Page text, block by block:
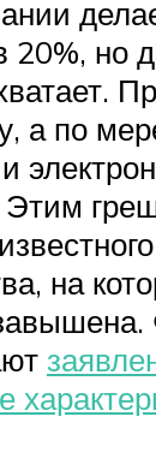
но
а по
на